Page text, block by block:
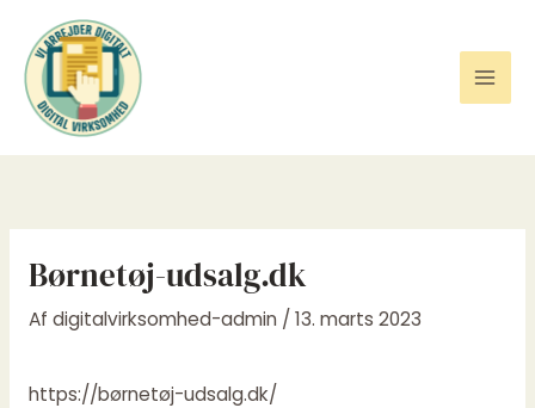
indholdet
Børnetøj-udsalg.dk
Af digitalvirksomhed-admin / 13. marts 2023
https://børnetøj-udsalg.dk/